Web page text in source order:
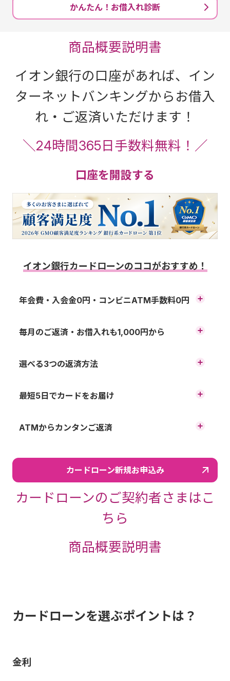
かんたん！お借入れ診断
商品概要説明書
イオン銀行の口座があれば、イン
ターネットバンキングからお借入
れ・ご返済いただけます！
＼24時間365日手数料無料！／
口座を開設する
イオン銀行カードローンのココがおすすめ！
年会費・入会金0円・コンビニATM手数料0円
カード発行の際に決まった限度
でも、何度でもお借入れいただ
他、提携コンビニATM、提携金
イオン銀行の普通預金口座をお
持ちなら、インターネットバン
キングで、イオン銀行カードロ
お借入・ご返済の詳細はこちら
イオン銀行ATMで！
毎月のご返済・お借入れも1,000円から
ご利用の幅に合わせて、お借入
円で設定できます（10万円単
め、無理なくご返済いただけま
す。たとえば、前月末のお借入
残高が5万円以下の場合、約定
返済額はなんと1,000円！
ご利用限度額ごとの金利設定
選べる3つの返済方法
イオン銀行のカードローンな
て、3つのご返済方法がお選び
済方法の変更が可能です。
他金融機関口座引落し
ご返済方法の変更は、口座開設後、お客さま専用マイペー
ジでお手続きいただけます。延滞が発生している期間は、
最短5日でカードをお届け
イオン銀行では年中無休で審査
最短5日程度でカードをお受取
りいただけます。
イオン銀行普通預金口座をお持
ローンカードのお受取りの前
（振込融資）がご利用できま
ATMからカンタンご返済
額を設定。
コンビニや銀行ATMで任意返済
も可能です。便利な引落返済も
前月末日の貸
カードローン新規お申込み
カードローンのご契約者さまはこ
ちら
商品概要説明書
カードローンを選ぶポイントは？
金利